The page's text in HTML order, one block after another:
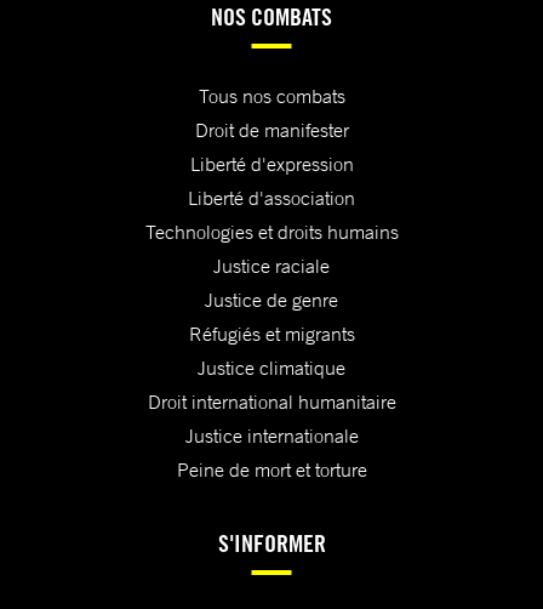
NOS COMBATS
Tous nos combats
Droit de manifester
Liberté d'expression
Liberté d'association
Technologies et droits humains
Justice raciale
Justice de genre
Réfugiés et migrants
Justice climatique
Droit international humanitaire
Justice internationale
Peine de mort et torture
S'INFORMER